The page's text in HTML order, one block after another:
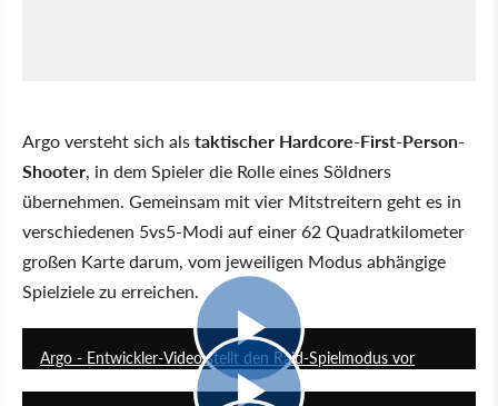
Argo versteht sich alstaktischer Hardcore-First-Person-
Shooter, in dem Spieler die Rolle eines Söldners
übernehmen. Gemeinsam mit vier Mitstreitern geht es in
verschiedenen 5vs5-Modi auf einer 62 Quadratkilometer
großen Karte darum, vom jeweiligen Modus abhängige
Spielziele zu erreichen.
Argo - Entwickler-Video stellt den Raid-Spielmodus vor
3:35